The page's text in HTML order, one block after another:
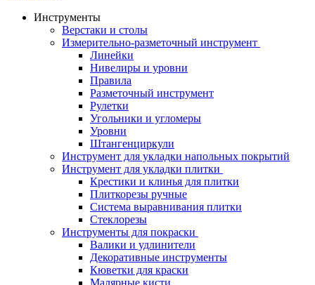
Инструменты
Верстаки и столы
Измерительно-разметочный инструмент
Линейки
Нивелиры и уровни
Правила
Разметочный инструмент
Рулетки
Угольники и угломеры
Уровни
Штангенциркули
Инструмент для укладки напольных покрытий
Инструмент для укладки плитки
Крестики и клинья для плитки
Плиткорезы ручные
Система выравнивания плитки
Стеклорезы
Инструменты для покраски
Валики и удлинители
Декоративные инструменты
Кюветки для краски
Малярные кисти